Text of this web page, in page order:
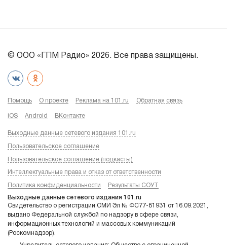
© ООО «ГПМ Радио» 2026. Все права защищены.
Помощь О проекте Реклама на 101.ru Обратная связь
iOS Android ВКонтакте
Выходные данные сетевого издания 101.ru
Пользовательское соглашение
Пользовательское соглашение (подкасты)
Интеллектуальные права и отказ от ответственности
Политика конфиденциальности Результаты СОУТ
Выходные данные сетевого издания 101.ru
Свидетельство о регистрации СМИ Эл № ФС77-81931 от 16.09.2021,
выдано Федеральной службой по надзору в сфере связи,
информационных технологий и массовых коммуникаций
(Роскомнадзор).